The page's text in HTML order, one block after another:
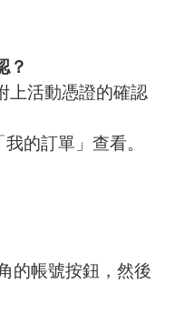
？
上活動憑證的確認
的訂單」查看。
的帳號按鈕，然後